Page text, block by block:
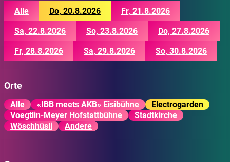
Alle Do, 20.8.2026 Fr, 21.8.2026
Sa, 22.8.2026 So, 23.8.2026 Do, 27.8.2026
Fr, 28.8.2026 Sa, 29.8.2026 So, 30.8.2026
Orte
Alle «IBB meets AKB» Eisibühne
Electrogarden
Voegtlin-Meyer Hofstattbühne
Stadtkirche
Wöschhüsli
Andere